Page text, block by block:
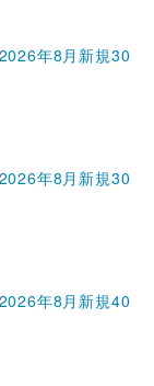
年8月新規30
年8月新規30
年8月新規40